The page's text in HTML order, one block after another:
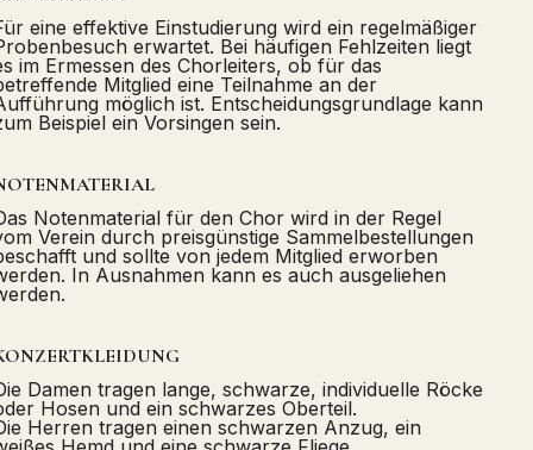
eine effektive Einstudierung wird ein regelmäßiger
erwartet. Bei häufigen Fehlzeiten liegt
im Ermessen des Chorleiters, ob für das
Mitglied eine Teilnahme an der
möglich ist. Entscheidungsgrundlage kann
Beispiel ein Vorsingen sein.
Notenmaterial für den Chor wird in der Regel
Verein durch preisgünstige Sammelbestellungen
und sollte von jedem Mitglied erworben
In Ausnahmen kann es auch ausgeliehen
Damen tragen lange, schwarze, individuelle Röcke
Hosen und ein schwarzes Oberteil.
Herren tragen einen schwarzen Anzug, ein